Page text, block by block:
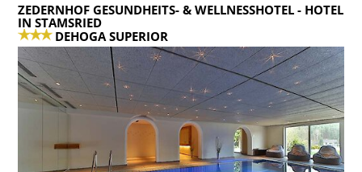
ZEDERNHOF GESUNDHEITS- & WELLNESSHOTEL- HOTEL
IN STAMSRIED
DEHOGA SUPERIOR